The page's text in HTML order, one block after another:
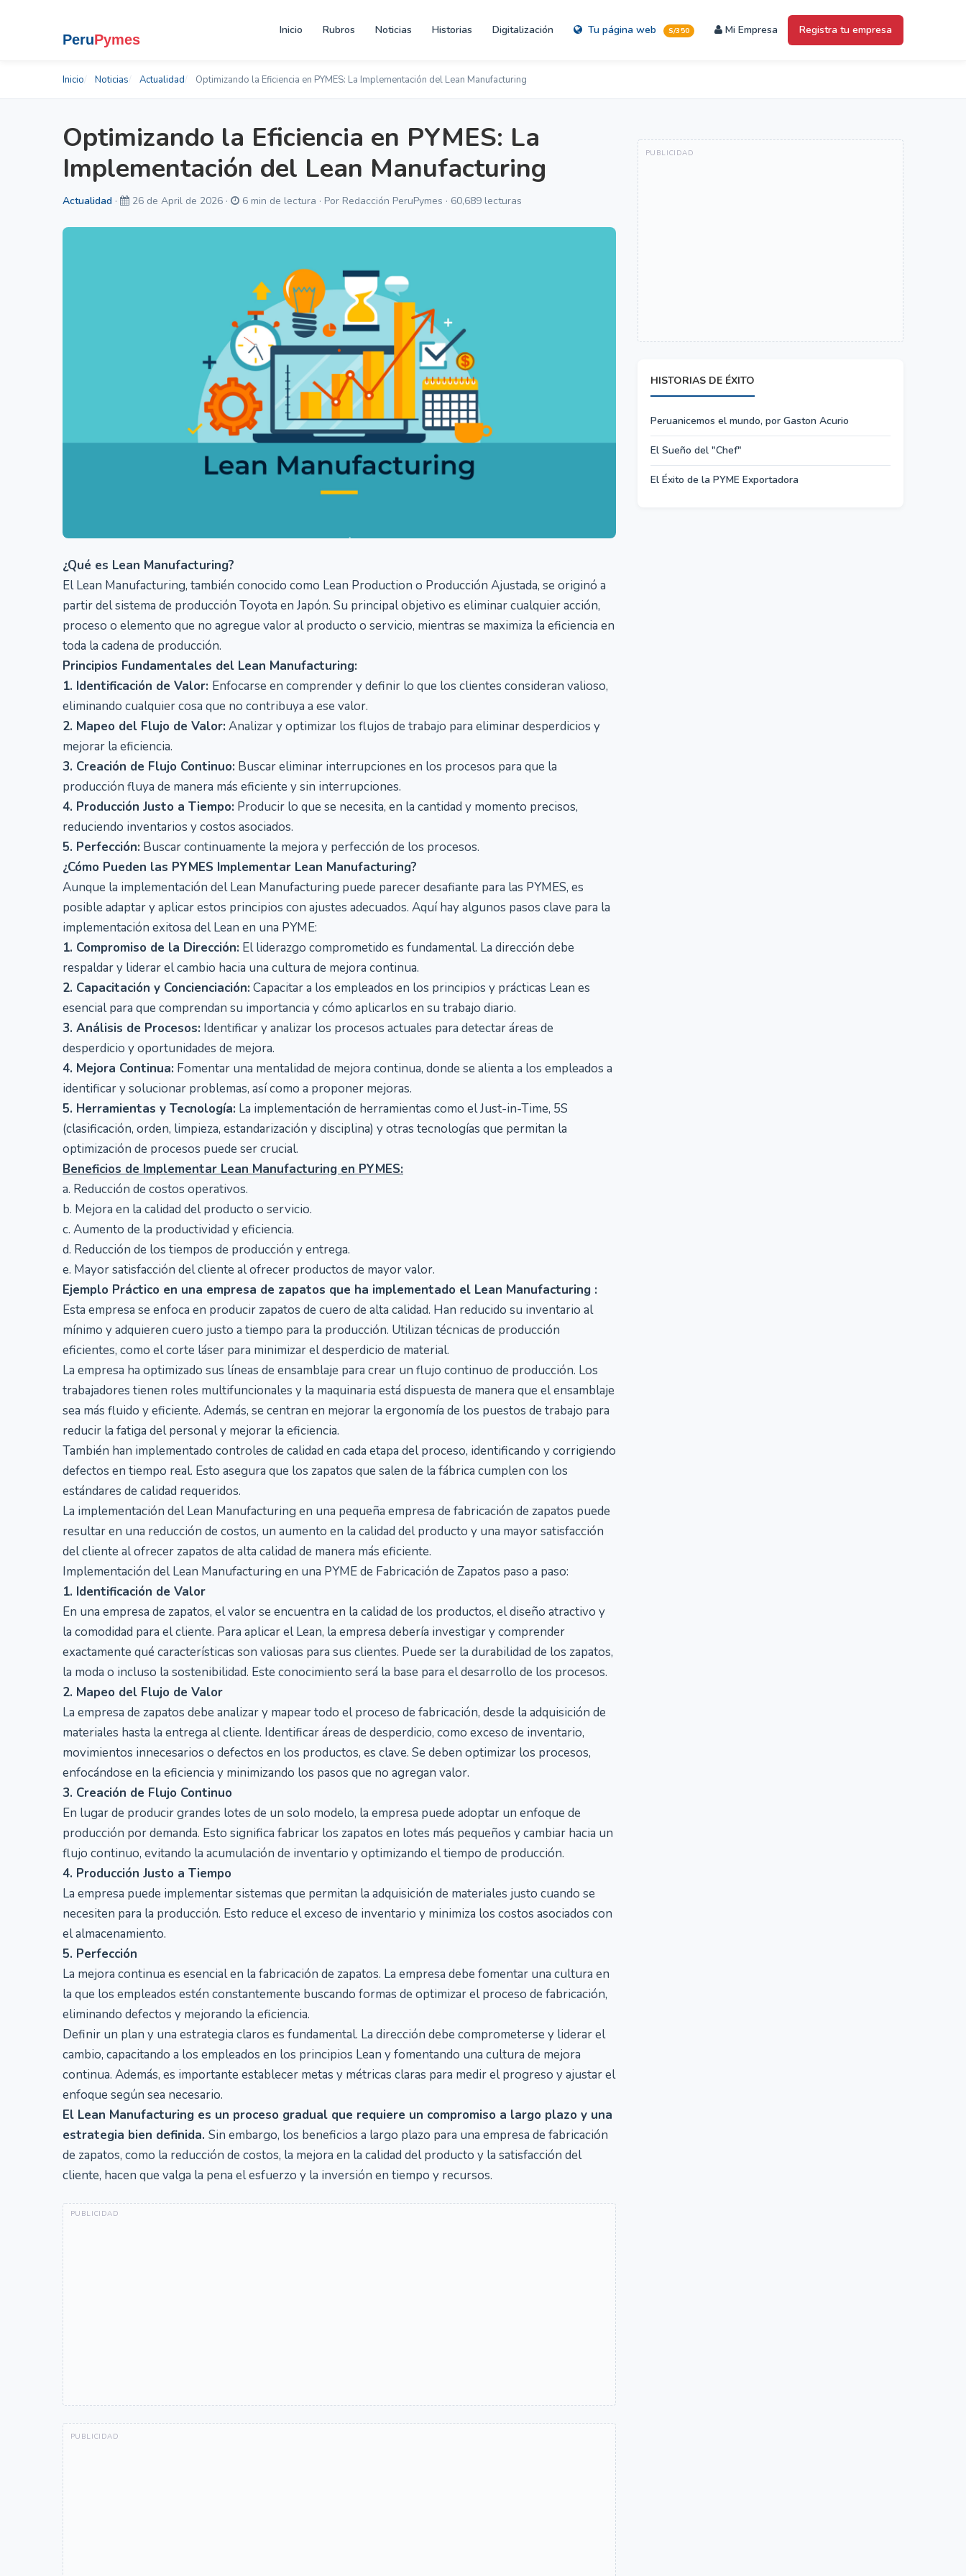
Inicio Rubros Noticias Historias Digitalización Tu página web S/350 Mi Empresa Registra tu empresa
Inicio Noticias Actualidad Optimizando la Eficiencia en PYMES: La Implementación del Lean Manufacturing
Optimizando la Eficiencia en PYMES: La
Implementación del Lean Manufacturing
Actualidad · 26 de April de 2026 · 6 min de lectura · Por Redacción PeruPymes · 60,689 lecturas
¿Qué es Lean Manufacturing?
El Lean Manufacturing, también conocido como Lean Production o Producción Ajustada, se originó a
partir del sistema de producción Toyota en Japón. Su principal objetivo es eliminar cualquier acción,
proceso o elemento que no agregue valor al producto o servicio, mientras se maximiza la eficiencia en
toda la cadena de producción.
Principios Fundamentales del Lean Manufacturing:
1. Identificación de Valor: Enfocarse en comprender y definir lo que los clientes consideran valioso,
eliminando cualquier cosa que no contribuya a ese valor.
2. Mapeo del Flujo de Valor: Analizar y optimizar los flujos de trabajo para eliminar desperdicios y
mejorar la eficiencia.
3. Creación de Flujo Continuo: Buscar eliminar interrupciones en los procesos para que la
producción fluya de manera más eficiente y sin interrupciones.
4. Producción Justo a Tiempo: Producir lo que se necesita, en la cantidad y momento precisos,
reduciendo inventarios y costos asociados.
5. Perfección: Buscar continuamente la mejora y perfección de los procesos.
¿Cómo Pueden las PYMES Implementar Lean Manufacturing?
Aunque la implementación del Lean Manufacturing puede parecer desafiante para las PYMES, es
posible adaptar y aplicar estos principios con ajustes adecuados. Aquí hay algunos pasos clave para la
implementación exitosa del Lean en una PYME:
1. Compromiso de la Dirección: El liderazgo comprometido es fundamental. La dirección debe
respaldar y liderar el cambio hacia una cultura de mejora continua.
2. Capacitación y Concienciación: Capacitar a los empleados en los principios y prácticas Lean es
esencial para que comprendan su importancia y cómo aplicarlos en su trabajo diario.
3. Análisis de Procesos: Identificar y analizar los procesos actuales para detectar áreas de
desperdicio y oportunidades de mejora.
4. Mejora Continua: Fomentar una mentalidad de mejora continua, donde se alienta a los empleados a
identificar y solucionar problemas, así como a proponer mejoras.
5. Herramientas y Tecnología: La implementación de herramientas como el Just-in-Time, 5S
(clasificación, orden, limpieza, estandarización y disciplina) y otras tecnologías que permitan la
optimización de procesos puede ser crucial.
Beneficios de Implementar Lean Manufacturing en PYMES:
a. Reducción de costos operativos.
b. Mejora en la calidad del producto o servicio.
c. Aumento de la productividad y eficiencia.
d. Reducción de los tiempos de producción y entrega.
e. Mayor satisfacción del cliente al ofrecer productos de mayor valor.
Ejemplo Práctico en una empresa de zapatos que ha implementado el Lean Manufacturing :
Esta empresa se enfoca en producir zapatos de cuero de alta calidad. Han reducido su inventario al
mínimo y adquieren cuero justo a tiempo para la producción. Utilizan técnicas de producción
eficientes, como el corte láser para minimizar el desperdicio de material.
La empresa ha optimizado sus líneas de ensamblaje para crear un flujo continuo de producción. Los
trabajadores tienen roles multifuncionales y la maquinaria está dispuesta de manera que el ensamblaje
sea más fluido y eficiente. Además, se centran en mejorar la ergonomía de los puestos de trabajo para
reducir la fatiga del personal y mejorar la eficiencia.
También han implementado controles de calidad en cada etapa del proceso, identificando y corrigiendo
defectos en tiempo real. Esto asegura que los zapatos que salen de la fábrica cumplen con los
estándares de calidad requeridos.
La implementación del Lean Manufacturing en una pequeña empresa de fabricación de zapatos puede
resultar en una reducción de costos, un aumento en la calidad del producto y una mayor satisfacción
del cliente al ofrecer zapatos de alta calidad de manera más eficiente.
Implementación del Lean Manufacturing en una PYME de Fabricación de Zapatos paso a paso:
1. Identificación de Valor
En una empresa de zapatos, el valor se encuentra en la calidad de los productos, el diseño atractivo y
la comodidad para el cliente. Para aplicar el Lean, la empresa debería investigar y comprender
exactamente qué características son valiosas para sus clientes. Puede ser la durabilidad de los zapatos,
la moda o incluso la sostenibilidad. Este conocimiento será la base para el desarrollo de los procesos.
2. Mapeo del Flujo de Valor
La empresa de zapatos debe analizar y mapear todo el proceso de fabricación, desde la adquisición de
materiales hasta la entrega al cliente. Identificar áreas de desperdicio, como exceso de inventario,
movimientos innecesarios o defectos en los productos, es clave. Se deben optimizar los procesos,
enfocándose en la eficiencia y minimizando los pasos que no agregan valor.
3. Creación de Flujo Continuo
En lugar de producir grandes lotes de un solo modelo, la empresa puede adoptar un enfoque de
producción por demanda. Esto significa fabricar los zapatos en lotes más pequeños y cambiar hacia un
flujo continuo, evitando la acumulación de inventario y optimizando el tiempo de producción.
4. Producción Justo a Tiempo
La empresa puede implementar sistemas que permitan la adquisición de materiales justo cuando se
necesiten para la producción. Esto reduce el exceso de inventario y minimiza los costos asociados con
el almacenamiento.
5. Perfección
La mejora continua es esencial en la fabricación de zapatos. La empresa debe fomentar una cultura en
la que los empleados estén constantemente buscando formas de optimizar el proceso de fabricación,
eliminando defectos y mejorando la eficiencia.
Definir un plan y una estrategia claros es fundamental. La dirección debe comprometerse y liderar el
cambio, capacitando a los empleados en los principios Lean y fomentando una cultura de mejora
continua. Además, es importante establecer metas y métricas claras para medir el progreso y ajustar el
enfoque según sea necesario.
El Lean Manufacturing es un proceso gradual que requiere un compromiso a largo plazo y una
estrategia bien definida. Sin embargo, los beneficios a largo plazo para una empresa de fabricación
de zapatos, como la reducción de costos, la mejora en la calidad del producto y la satisfacción del
cliente, hacen que valga la pena el esfuerzo y la inversión en tiempo y recursos.
HISTORIAS DE ÉXITO
Peruanicemos el mundo, por Gaston Acurio
El Sueño del "Chef"
El Éxito de la PYME Exportadora